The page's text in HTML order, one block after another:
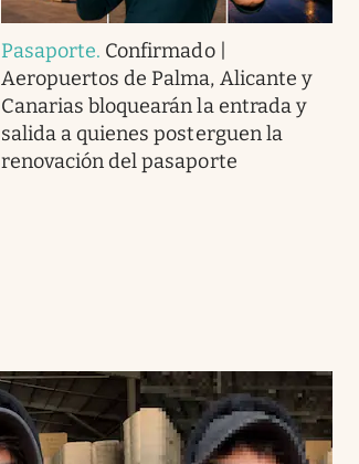
Pasaporte. Confirmado |
Aeropuertos de Palma, Alicante y
Canarias bloquearán la entrada y
salida a quienes posterguen la
renovación del pasaporte